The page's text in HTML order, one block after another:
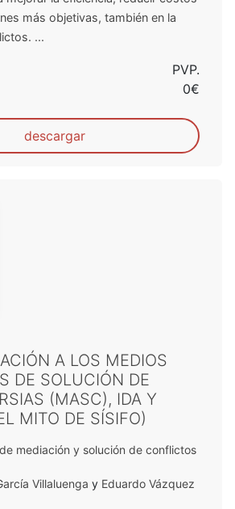
más objetivas, también en la
...
PVP.
0€
descargar
A LOS MEDIOS
DE SOLUCIÓN DE
(MASC), IDA Y
MITO DE SÍSIFO)
mediación y solución de conflictos
Villaluenga y Eduardo Vázquez